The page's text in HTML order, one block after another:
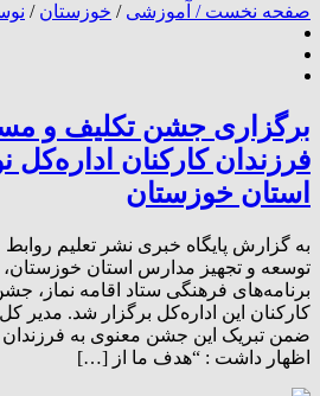
صفحه نخست / آموزشی / خوزستان /
برگزاری جشن تکلیف و
فرزندان کارکنان
استان خوزستان
به گزارش پایگاه خبری نشر تعلیم
توسعه و تجهیز مدارس استان خوزستان،
برنامه‌های فرهنگی ستاد اقامه نماز،
کارکنان این اداره‌کل برگزار شد. مدیر
ضمن تبریک این جشن معنوی به فرزندان
اظهار داشت : “هدف ما از […]